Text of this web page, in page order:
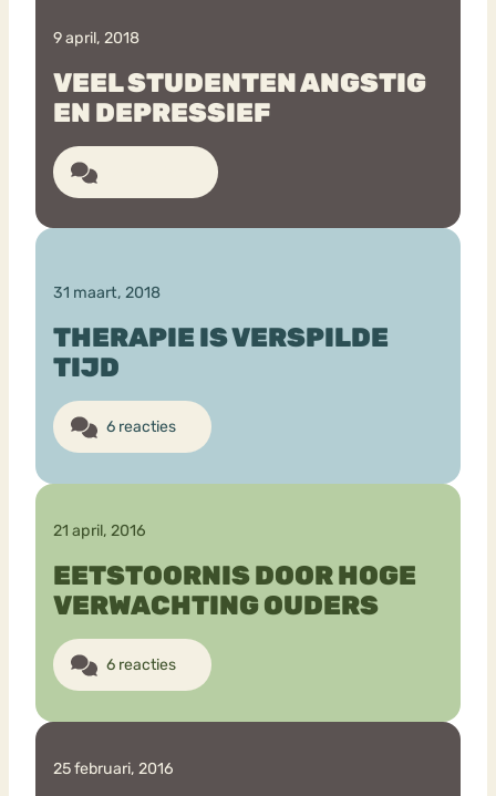
9 april, 2018
VEEL STUDENTEN ANGSTIG
EN DEPRESSIEF
31 maart, 2018
THERAPIE IS VERSPILDE
TIJD
6 reacties
21 april, 2016
EETSTOORNIS DOOR HOGE
VERWACHTING OUDERS
6 reacties
25 februari, 2016